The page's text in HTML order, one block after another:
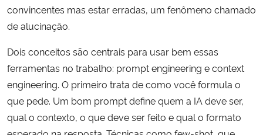
convincentes mas estar erradas, um fenômeno chamado
de alucinação.
Dois conceitos são centrais para usar bem essas
ferramentas no trabalho: prompt engineering e context
engineering. O primeiro trata de como você formula o
que pede. Um bom prompt define quem a IA deve ser,
qual o contexto, o que deve ser feito e qual o formato